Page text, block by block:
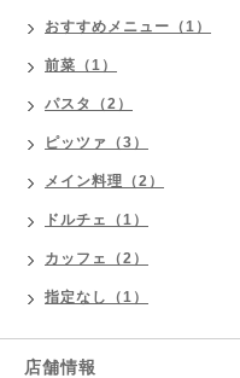
おすすめメニュー（1）
前菜（1）
パスタ（2）
ピッツァ（3）
メイン料理（2）
ドルチェ（1）
カッフェ（2）
指定なし（1）
店舗情報